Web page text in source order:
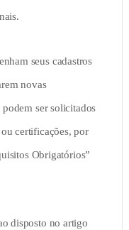
seus cadastros
novas
ser solicitados
certificações, por
Obrigatórios”
disposto no artigo